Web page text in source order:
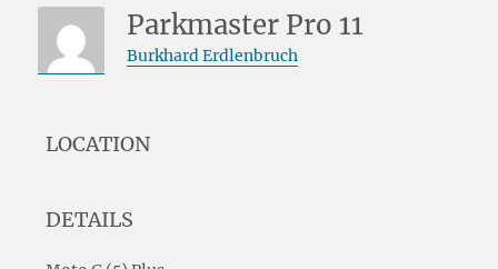
Parkmaster Pro 11
Burkhard Erdlenbruch
LOCATION
DETAILS